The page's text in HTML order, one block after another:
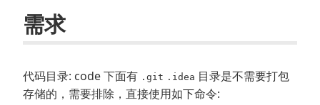
需求
代码目录: code 下面有 .git .idea 目录是不需要打包
存储的，需要排除，直接使用如下命令: